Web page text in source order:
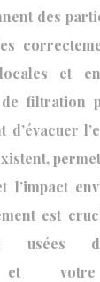
des
et
de filtration
l’impact
est
usées
et votre